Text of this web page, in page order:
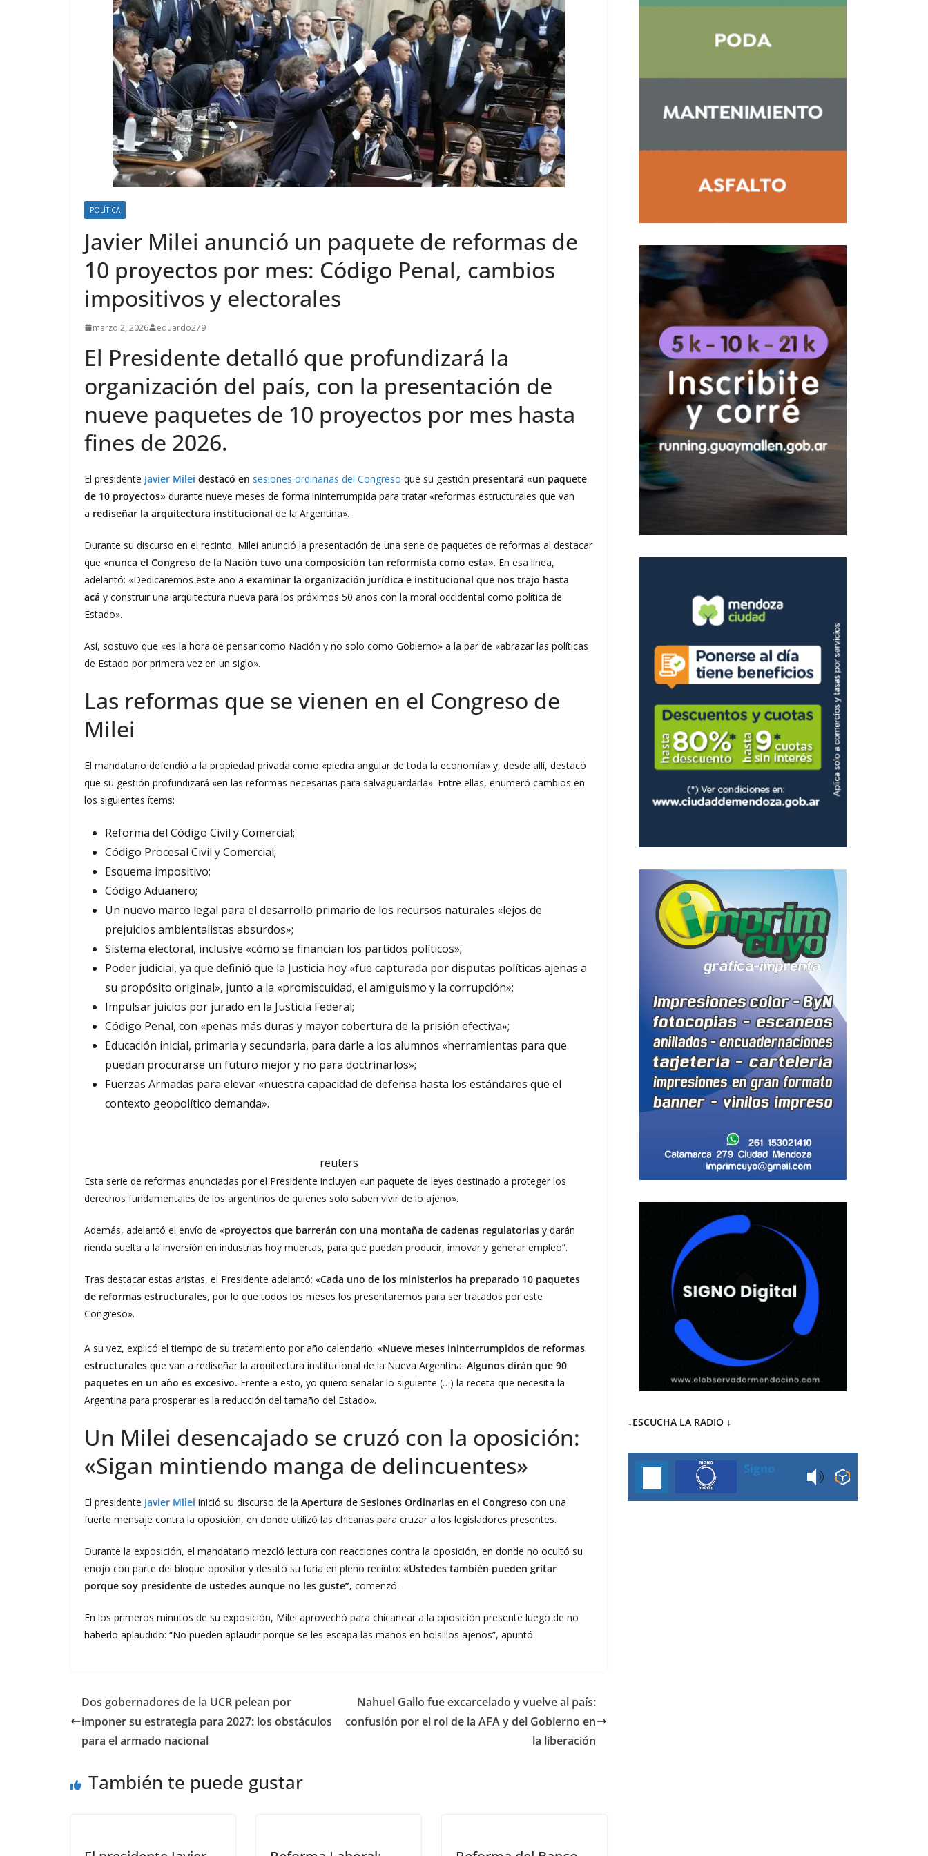
POLÍTICA
Javier Milei anunció un paquete de reformas de
10 proyectos por mes: Código Penal, cambios
impositivos y electorales
marzo 2, 2026 eduardo279
El Presidente detalló que profundizará la
organización del país, con la presentación de
nueve paquetes de 10 proyectos por mes hasta
fines de 2026.
El presidente Javier Milei destacó en sesiones ordinarias del Congreso que su gestión presentará «un paquete
de 10 proyectos» durante nueve meses de forma ininterrumpida para tratar «reformas estructurales que van
a rediseñar la arquitectura institucional de la Argentina».
Durante su discurso en el recinto, Milei anunció la presentación de una serie de paquetes de reformas al destacar
que «nunca el Congreso de la Nación tuvo una composición tan reformista como esta». En esa línea,
adelantó: «Dedicaremos este año a examinar la organización jurídica e institucional que nos trajo hasta
acá y construir una arquitectura nueva para los próximos 50 años con la moral occidental como política de
Estado».
Así, sostuvo que «es la hora de pensar como Nación y no solo como Gobierno» a la par de «abrazar las políticas
de Estado por primera vez en un siglo».
Las reformas que se vienen en el Congreso de
Milei
El mandatario defendió a la propiedad privada como «piedra angular de toda la economía» y, desde allí, destacó
que su gestión profundizará «en las reformas necesarias para salvaguardarla». Entre ellas, enumeró cambios en
los siguientes ítems:
Reforma del Código Civil y Comercial;
Código Procesal Civil y Comercial;
Esquema impositivo;
Código Aduanero;
Un nuevo marco legal para el desarrollo primario de los recursos naturales «lejos de
prejuicios ambientalistas absurdos»;
Sistema electoral, inclusive «cómo se financian los partidos políticos»;
Poder judicial, ya que definió que la Justicia hoy «fue capturada por disputas políticas ajenas a
su propósito original», junto a la «promiscuidad, el amiguismo y la corrupción»;
Impulsar juicios por jurado en la Justicia Federal;
Código Penal, con «penas más duras y mayor cobertura de la prisión efectiva»;
Educación inicial, primaria y secundaria, para darle a los alumnos «herramientas para que
puedan procurarse un futuro mejor y no para doctrinarlos»;
Fuerzas Armadas para elevar «nuestra capacidad de defensa hasta los estándares que el
contexto geopolítico demanda».
reuters
Esta serie de reformas anunciadas por el Presidente incluyen «un paquete de leyes destinado a proteger los
derechos fundamentales de los argentinos de quienes solo saben vivir de lo ajeno».
Además, adelantó el envío de «proyectos que barrerán con una montaña de cadenas regulatorias y darán
rienda suelta a la inversión en industrias hoy muertas, para que puedan producir, innovar y generar empleo”.
Tras destacar estas aristas, el Presidente adelantó: «Cada uno de los ministerios ha preparado 10 paquetes
de reformas estructurales, por lo que todos los meses los presentaremos para ser tratados por este
Congreso».
A su vez, explicó el tiempo de su tratamiento por año calendario: «Nueve meses ininterrumpidos de reformas
estructurales que van a rediseñar la arquitectura institucional de la Nueva Argentina. Algunos dirán que 90
paquetes en un año es excesivo. Frente a esto, yo quiero señalar lo siguiente (…) la receta que necesita la
Argentina para prosperar es la reducción del tamaño del Estado».
Un Milei desencajado se cruzó con la oposición:
«Sigan mintiendo manga de delincuentes»
El presidente Javier Milei inició su discurso de la Apertura de Sesiones Ordinarias en el Congreso con una
fuerte mensaje contra la oposición, en donde utilizó las chicanas para cruzar a los legisladores presentes.
Durante la exposición, el mandatario mezcló lectura con reacciones contra la oposición, en donde no ocultó su
enojo con parte del bloque opositor y desató su furia en pleno recinto: «Ustedes también pueden gritar
porque soy presidente de ustedes aunque no les guste”, comenzó.
En los primeros minutos de su exposición, Milei aprovechó para chicanear a la oposición presente luego de no
haberlo aplaudido: “No pueden aplaudir porque se les escapa las manos en bolsillos ajenos”, apuntó.
Dos gobernadores de la UCR pelean por
imponer su estrategia para 2027: los obstáculos
para el armado nacional
Nahuel Gallo fue excarcelado y vuelve al país:
confusión por el rol de la AFA y del Gobierno en
la liberación
También te puede gustar
↓ESCUCHA LA RADIO ↓
Signo